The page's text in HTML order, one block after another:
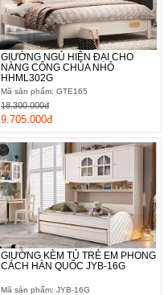
GIƯỜNG NGỦ HIỆN ĐẠI CHO
NÀNG CÔNG CHÚA NHỎ
HHML302G
Mã sản phẩm: GTE165
9.705.000đ
18.300.000đ
GIƯỜNG KÈM TỦ TRẺ EM PHONG
CÁCH HÀN QUỐC JYB-16G
Mã sản phẩm: JYB-16G